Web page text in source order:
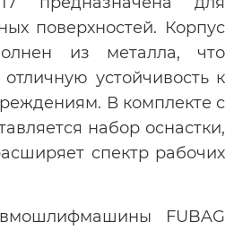
поверхностей. Корпус
из металла, что
устойчивость к
В комплекте с
набор оснастки,
спектр рабочих
FUBAG